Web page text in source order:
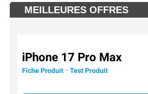
MEILLEURES OFFRES
iPhone 17 Pro Max
Fiche Produit - Test Produit